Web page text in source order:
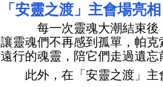
「安靈之渡」主會場亮
每一次靈魂大潮結束後，
讓靈魂們不再感到孤單，帕
遠行的魂靈，陪它們走過遺
此外，在「安靈之渡」主